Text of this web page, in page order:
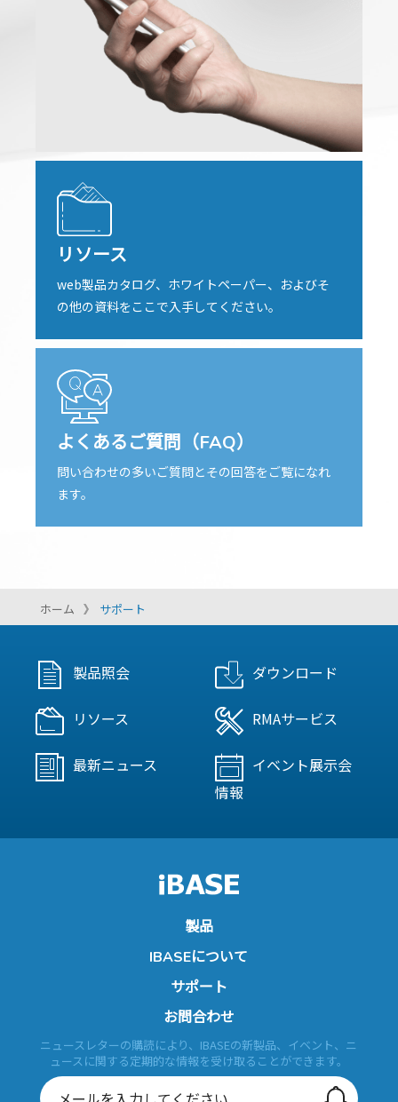
リソース
web製品カタログ、ホワイトペーパー、およびそ
の他の資料をここで入手してください。
よくあるご質問（FAQ）
問い合わせの多いご質問とその回答をご覧になれ
ます。
ホーム サポート
製品照会 ダウンロード
リソース RMAサービス
最新ニュース
イベント展示会
情報
製品
IBASEについて
サポート
お問合わせ
ニュースレターの購読により、IBASEの新製品、イベント、ニ
ュースに関する定期的な情報を受け取ることができます。